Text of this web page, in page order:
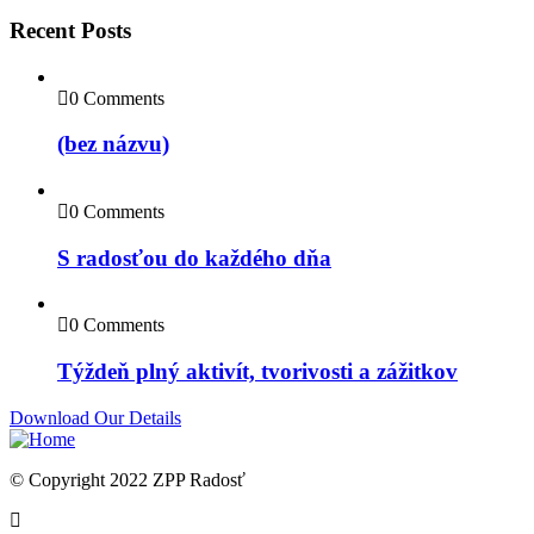
Recent Posts
0 Comments
(bez názvu)
0 Comments
S radosťou do každého dňa
0 Comments
Týždeň plný aktivít, tvorivosti a zážitkov
Download Our Details
© Copyright 2022 ZPP Radosť